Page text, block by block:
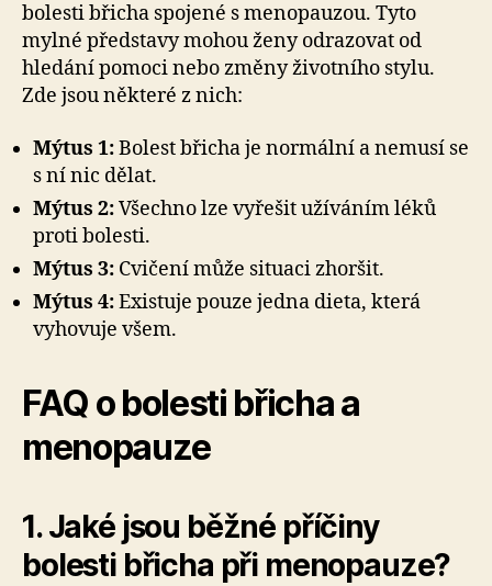
bolesti břicha spojené s menopauzou. Tyto
mylné představy mohou ženy odrazovat od
hledání pomoci nebo změny životního stylu.
Zde jsou některé z nich:
Mýtus 1:Bolest břicha je normální a nemusí se
s ní nic dělat.
Mýtus 2:Všechno lze vyřešit užíváním léků
proti bolesti.
Mýtus 3: Cvičení může situaci zhoršit.
Mýtus 4:Existuje pouze jedna dieta, která
vyhovuje všem.
FAQ o bolesti břicha a
menopauze
1. Jaké jsou běžné příčiny
bolesti břicha při menopauze?